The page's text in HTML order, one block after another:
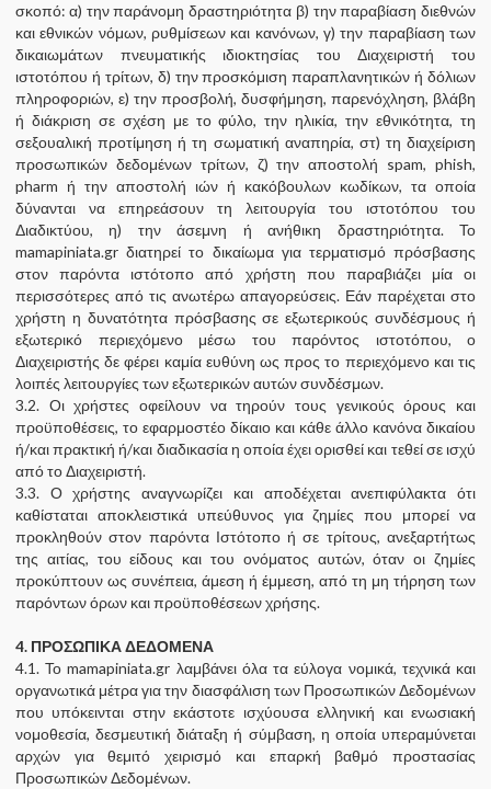
σκοπό: α) την παράνομη δραστηριότητα β) την παραβίαση διεθνών
και εθνικών νόμων, ρυθμίσεων και κανόνων, γ) την παραβίαση των
δικαιωμάτων πνευματικής ιδιοκτησίας του Διαχειριστή του
ιστοτόπου ή τρίτων, δ) την προσκόμιση παραπλανητικών ή δόλιων
πληροφοριών, ε) την προσβολή, δυσφήμηση, παρενόχληση, βλάβη
ή διάκριση σε σχέση με το φύλο, την ηλικία, την εθνικότητα, τη
σεξουαλική προτίμηση ή τη σωματική αναπηρία, στ) τη διαχείριση
προσωπικών δεδομένων τρίτων, ζ) την αποστολή spam, phish,
pharm ή την αποστολή ιών ή κακόβουλων κωδίκων, τα οποία
δύνανται να επηρεάσουν τη λειτουργία του ιστοτόπου του
Διαδικτύου, η) την άσεμνη ή ανήθικη δραστηριότητα. Το
mamapiniata.gr διατηρεί το δικαίωμα για τερματισμό πρόσβασης
στον παρόντα ιστότοπο από χρήστη που παραβιάζει μία οι
περισσότερες από τις ανωτέρω απαγορεύσεις. Εάν παρέχεται στο
χρήστη η δυνατότητα πρόσβασης σε εξωτερικούς συνδέσμους ή
εξωτερικό περιεχόμενο μέσω του παρόντος ιστοτόπου, ο
Διαχειριστής δε φέρει καμία ευθύνη ως προς το περιεχόμενο και τις
λοιπές λειτουργίες των εξωτερικών αυτών συνδέσμων.
3.2. Οι χρήστες οφείλουν να τηρούν τους γενικούς όρους και
προϋποθέσεις, το εφαρμοστέο δίκαιο και κάθε άλλο κανόνα δικαίου
ή/και πρακτική ή/και διαδικασία η οποία έχει ορισθεί και τεθεί σε ισχύ
από το Διαχειριστή.
3.3. Ο χρήστης αναγνωρίζει και αποδέχεται ανεπιφύλακτα ότι
καθίσταται αποκλειστικά υπεύθυνος για ζημίες που μπορεί να
προκληθούν στον παρόντα Ιστότοπο ή σε τρίτους, ανεξαρτήτως
της αιτίας, του είδους και του ονόματος αυτών, όταν οι ζημίες
προκύπτουν ως συνέπεια, άμεση ή έμμεση, από τη μη τήρηση των
παρόντων όρων και προϋποθέσεων χρήσης.
4. ΠΡΟΣΩΠΙΚΑ ΔΕΔΟΜΕΝΑ
4.1. Το mamapiniata.gr λαμβάνει όλα τα εύλογα νομικά, τεχνικά και
οργανωτικά μέτρα για την διασφάλιση των Προσωπικών Δεδομένων
που υπόκεινται στην εκάστοτε ισχύουσα ελληνική και ενωσιακή
νομοθεσία, δεσμευτική διάταξη ή σύμβαση, η οποία υπεραμύνεται
αρχών για θεμιτό χειρισμό και επαρκή βαθμό προστασίας
Προσωπικών Δεδομένων.